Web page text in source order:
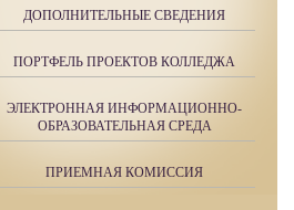
ДОПОЛНИТЕЛЬНЫЕ СВЕДЕНИЯ
ПОРТФЕЛЬ ПРОЕКТОВ КОЛЛЕДЖА
ЭЛЕКТРОННАЯ ИНФОРМАЦИОННО-
ОБРАЗОВАТЕЛЬНАЯ СРЕДА
ПРИЕМНАЯ КОМИССИЯ